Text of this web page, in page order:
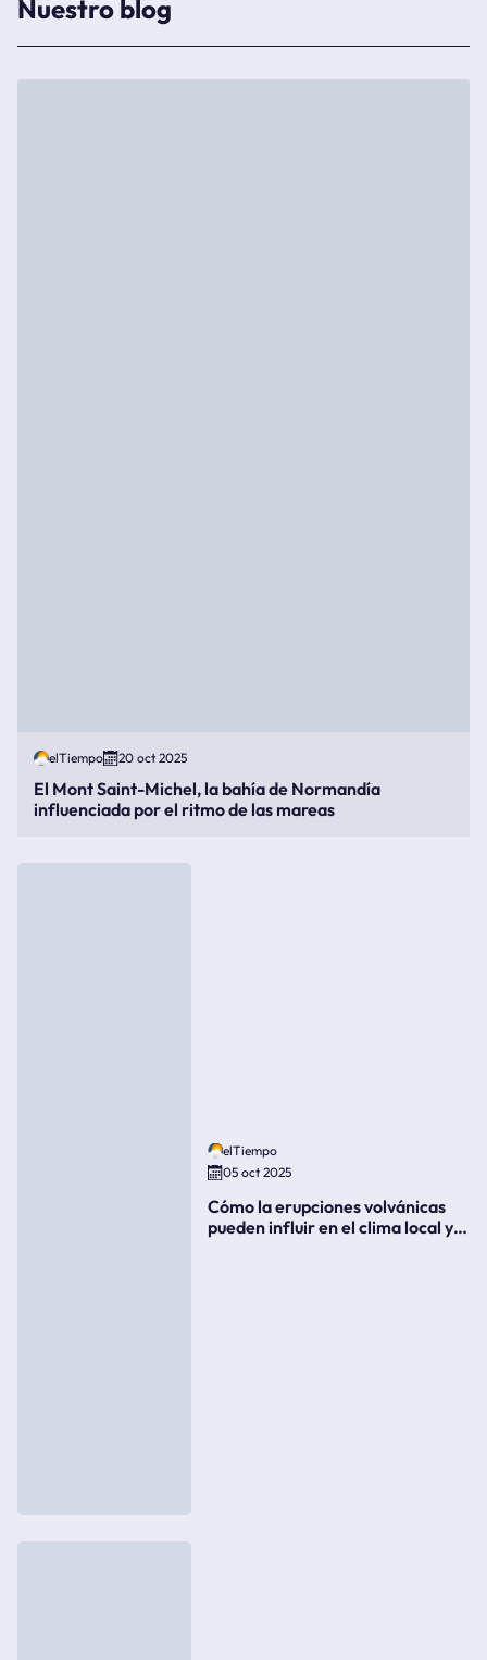
Nuestro blog
elTiempo 20 oct 2025
El Mont Saint-Michel, la bahía de Normandía
influenciada por el ritmo de las mareas
elTiempo
05 oct 2025
Cómo la erupciones volvánicas
pueden influir en el clima local y